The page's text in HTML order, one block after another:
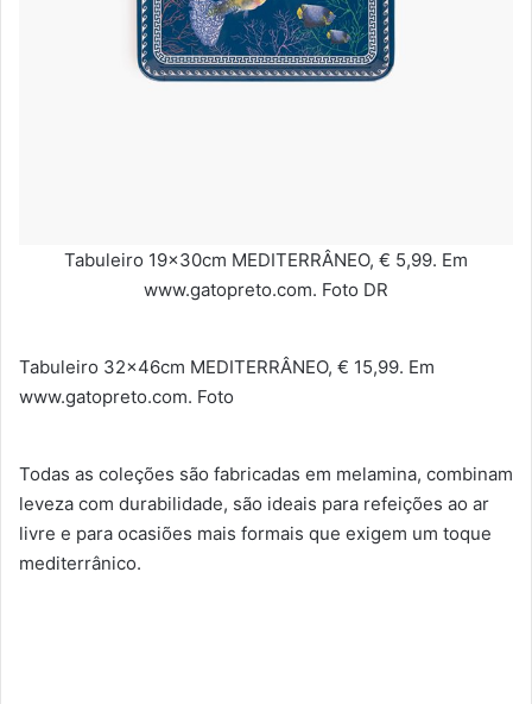
Tabuleiro 19x30cm MEDITERRÂNEO, € 5,99. Em
www.gatopreto.com. Foto DR
Tabuleiro 32x46cm MEDITERRÂNEO, € 15,99. Em
www.gatopreto.com. Foto
Todas as coleções são fabricadas em melamina, combinam
leveza com durabilidade, são ideais para refeições ao ar
livre e para ocasiões mais formais que exigem um toque
mediterrânico.